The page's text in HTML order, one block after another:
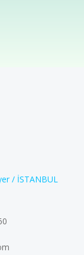
/ İSTANBUL